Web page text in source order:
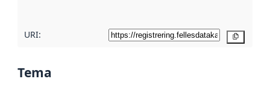
URI:
Tema